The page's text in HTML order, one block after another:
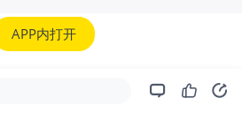
APP内打开